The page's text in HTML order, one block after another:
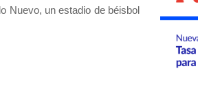
Nuevo, un estadio de béisbol